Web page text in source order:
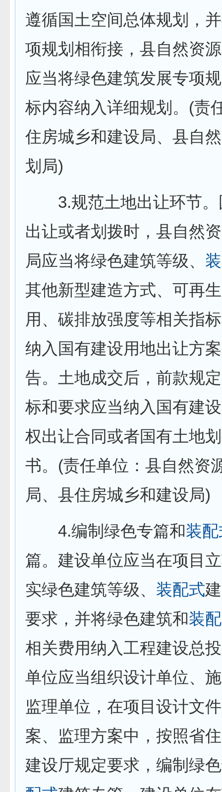
遵循国土空间总体规划，
项规划相衔接，县自然资
应当将绿色建筑发展专项
标内容纳入详细规划。(责
住房城乡和建设局、县自
划局)
3.规范土地出让环节。
出让或者划拨时，县自然
局应当将绿色建筑等级、
其他新型建造方式、可再
用、碳排放强度等相关指
纳入国有建设用地出让方
告。土地成交后，前款规
标和要求应当纳入国有建
权出让合同或者国有土地
书。(责任单位：县自然资
局、县住房城乡和建设局)
4.编制绿色专篇和装
篇。建设单位应当在项目
实绿色建筑等级、 装配式
要求，并将绿色建筑和装
相关费用纳入工程建设总
单位应当组织设计单位、
监理单位，在项目设计文
案、监理方案中，按照省
建设厅规定要求，编制绿